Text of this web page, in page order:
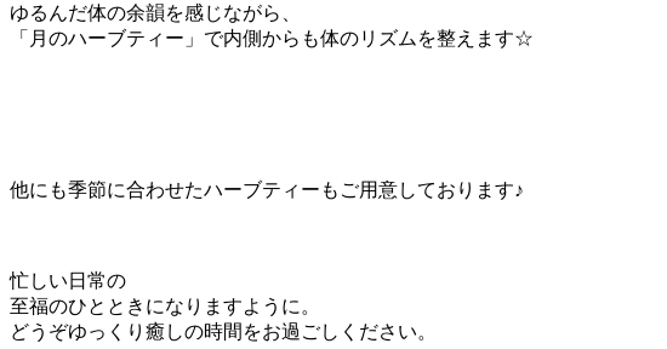
ゆるんだ体の余韻を感じながら、
「月のハーブティー」で内側からも体のリズムを整えます☆
他にも季節に合わせたハーブティーもご用意しております♪
忙しい日常の
至福のひとときになりますように。
どうぞゆっくり癒しの時間をお過ごしください。